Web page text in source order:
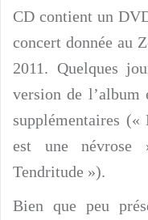
CD contient un
concert donnée au
2011. Quelques
version de l’album
supplémentaires
est une
Tendritude »).
Bien que peu